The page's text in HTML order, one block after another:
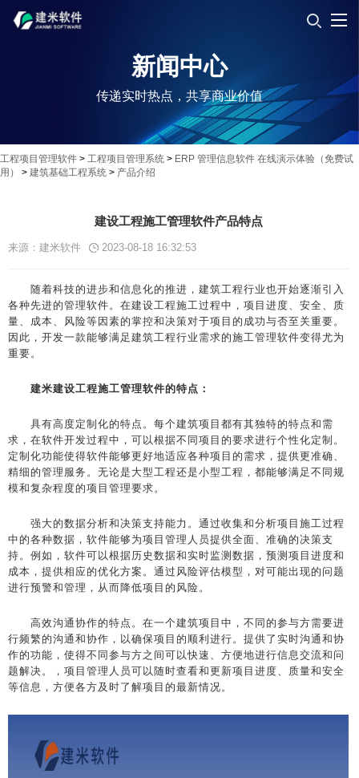
新闻中心
传递实时热点，共享商业价值
工程项目管理软件 > 工程项目管理系统 > ERP 管理信息软件 在线演示体验（免费试
用）
> 建筑基础工程系统 > 产品介绍
建设工程施工管理软件产品特点
来源：建米软件 2023-08-18 16:32:53
随着科技的进步和信息化的推进，建筑工程行业也开始逐渐引入
各种先进的管理软件。在建设工程施工过程中，项目进度、安全、质
量、成本、风险等因素的掌控和决策对于项目的成功与否至关重要。
因此，开发一款能够满足建筑工程行业需求的施工管理软件变得尤为
重要。
建米建设工程施工管理软件的特点：
具有高度定制化的特点。每个建筑项目都有其独特的特点和需
求，在软件开发过程中，可以根据不同项目的要求进行个性化定制。
定制化功能使得软件能够更好地适应各种项目的需求，提供更准确、
精细的管理服务。无论是大型工程还是小型工程，都能够满足不同规
模和复杂程度的项目管理要求。
强大的数据分析和决策支持能力。通过收集和分析项目施工过程
中的各种数据，软件能够为项目管理人员提供全面、准确的决策支
持。例如，软件可以根据历史数据和实时监测数据，预测项目进度和
成本，提供相应的优化方案。通过风险评估模型，对可能出现的问题
进行预警和管理，从而降低项目的风险。
高效沟通协作的特点。在一个建筑项目中，不同的参与方需要进
行频繁的沟通和协作，以确保项目的顺利进行。提供了实时沟通和协
作的功能，使得不同参与方之间可以快速、方便地进行信息交流和问
题解决。，项目管理人员可以随时查看和更新项目进度、质量和安全
等信息，方便各方及时了解项目的最新情况。